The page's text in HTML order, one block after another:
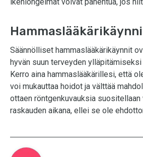
Säännölliset hammaslääkärikäynnit
hyvän suun terveyden ylläpitämiseksi
Kerro aina hammaslääkärillesi, että
voi mukauttaa hoidot ja välttää
ottaen röntgenkuvauksia
raskauden aikana, ellei se ole